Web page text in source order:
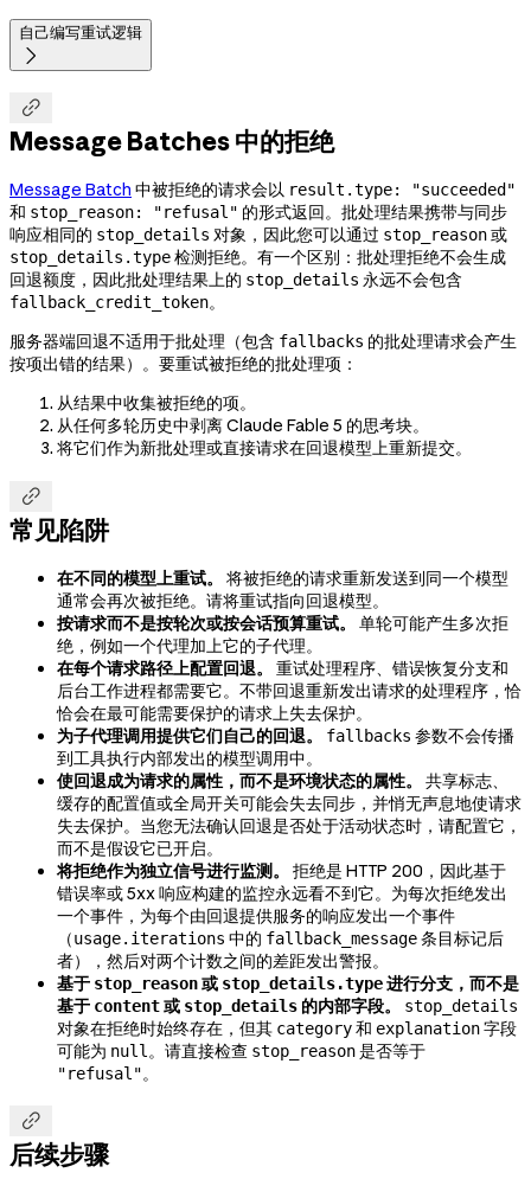
自己编写重试逻辑


Message Batches 中的拒绝
Message Batch 中被拒绝的请求会以 result.type: "succeeded"
和 stop_reason: "refusal" 的形式返回。批处理结果携带与同步
响应相同的 stop_details 对象，因此您可以通过 stop_reason或
stop_details.type检测拒绝。有一个区别：批处理拒绝不会生成
回退额度，因此批处理结果上的 stop_details 永远不会包含
fallback_credit_token。
服务器端回退不适用于批处理（包含 fallbacks 的批处理请求会产生
按项出错的结果）。要重试被拒绝的批处理项：
从结果中收集被拒绝的项。
从任何多轮历史中剥离 Claude Fable 5 的思考块。
将它们作为新批处理或直接请求在回退模型上重新提交。

常见陷阱
在不同的模型上重试。
将被拒绝的请求重新发送到同一个模型
通常会再次被拒绝。请将重试指向回退模型。
按请求而不是按轮次或按会话预算重试。
单轮可能产生多次拒
绝，例如一个代理加上它的子代理。
在每个请求路径上配置回退。
重试处理程序、错误恢复分支和
后台工作进程都需要它。不带回退重新发出请求的处理程序，恰
恰会在最可能需要保护的请求上失去保护。
为子代理调用提供它们自己的回退。
fallbacks 参数不会传播
到工具执行内部发出的模型调用中。
使回退成为请求的属性，而不是环境状态的属性。
共享标志、
缓存的配置值或全局开关可能会失去同步，并悄无声息地使请求
失去保护。当您无法确认回退是否处于活动状态时，请配置它，
而不是假设它已开启。
将拒绝作为独立信号进行监测。
拒绝是 HTTP 200，因此基于
错误率或 5xx 响应构建的监控永远看不到它。为每次拒绝发出
一个事件，为每个由回退提供服务的响应发出一个事件
（usage.iterations 中的 fallback_message条目标记后
者），然后对两个计数之间的差距发出警报。
基于 stop_reason或 stop_details.type进行分支，而不是
基于 content或 stop_details 的内部字段。 stop_details
对象在拒绝时始终存在，但其 category和 explanation字段
可能为 null 。请直接检查 stop_reason是否等于
"refusal"。

后续步骤